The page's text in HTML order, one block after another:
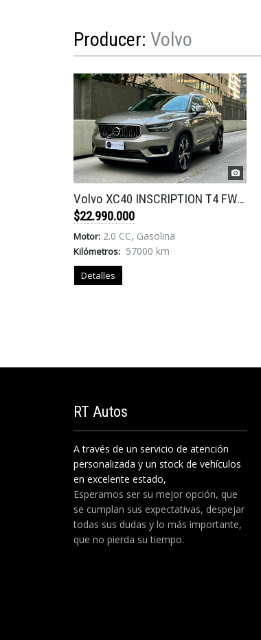
Producer: Volvo
Volvo XC40 INSCRIPTION T4 FWD 2.0 AUT '2021
$22.990.000
Motor: 2.0 CC, Gasolina
Kilómetros: 57000 km
Detalles
RT Autos
A través de un servicio de atención
personalizada y un stock de vehículos
en excelente estado,
Esperamos ser su mejor opción, que
se cumplan sus expectativas, despejar
todas sus dudas y lo más importante,
que no pierda su tiempo.